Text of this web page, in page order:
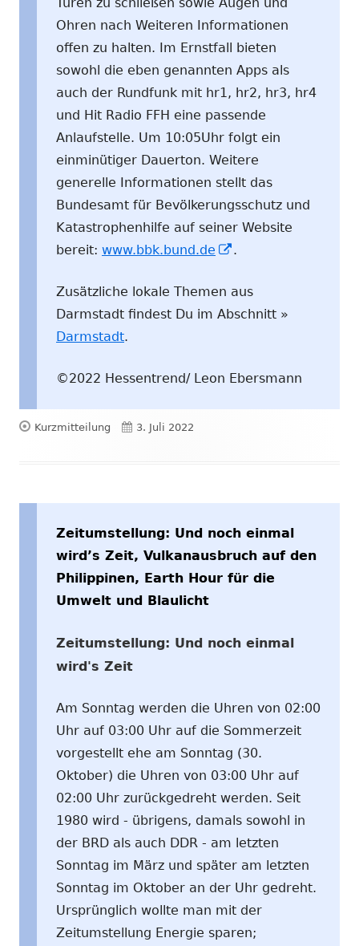
Ohren nach Weiteren Informationen
offen zu halten. Im Ernstfall bieten
sowohl die eben genannten Apps als
auch der Rundfunk mit hr1, hr2, hr3, hr4
und Hit Radio FFH eine passende
Anlaufstelle. Um 10:05Uhr folgt ein
einminütiger Dauerton. Weitere
generelle Informationen stellt das
Bundesamt für Bevölkerungsschutz und
Katastrophenhilfe auf seiner Website
bereit: www.bbk.bund.de
In
Fenster
öffnen
.
Zusätzliche lokale Themen aus
Darmstadt findest Du im Abschnitt »
Darmstadt.
©2022 Hessentrend/ Leon Ebersmann
Format
Kurzmitteilung Veröffentlicht
3. Juli 2022
Zeitumstellung: Und noch einmal
wird’s Zeit, Vulkanausbruch auf den
Philippinen, Earth Hour für die
Umwelt und Blaulicht
Zeitumstellung: Und noch einmal
wird's Zeit
Am Sonntag werden die Uhren von 02:00
Uhr auf 03:00 Uhr auf die Sommerzeit
vorgestellt ehe am Sonntag (30.
Oktober) die Uhren von 03:00 Uhr auf
02:00 Uhr zurückgedreht werden. Seit
1980 wird - übrigens, damals sowohl in
der BRD als auch DDR - am letzten
Sonntag im März und später am letzten
Sonntag im Oktober an der Uhr gedreht.
Ursprünglich wollte man mit der
Zeitumstellung Energie sparen;